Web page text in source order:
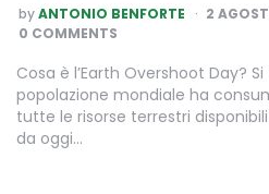
POSTED
BY
byANTONIO BENFORTE 2
0 COMMENTS
Cosa è l’Earth Overshoot Day?
popolazione mondiale ha
tutte le risorse terrestri
da oggi…